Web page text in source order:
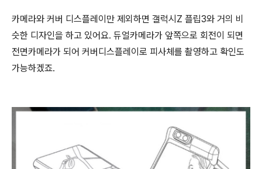
카메라와 커버 디스플레이만 제외하면 갤럭시Z 플립3와 거의 비
슷한 디자인을 하고 있어요. 듀얼카메라가 앞쪽으로 회전이 되면
전면카메라가 되어 커버디스플레이로 피사체를 촬영하고 확인도
가능하겠죠.